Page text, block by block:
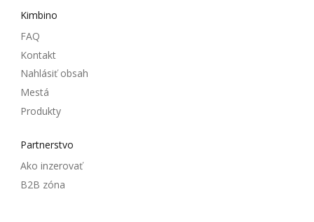
Kimbino
FAQ
Kontakt
Nahlásiť obsah
Mestá
Produkty
Partnerstvo
Ako inzerovať
B2B zóna